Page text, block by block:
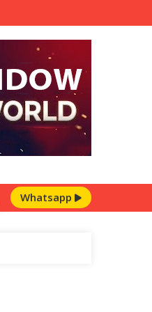
Whatsapp